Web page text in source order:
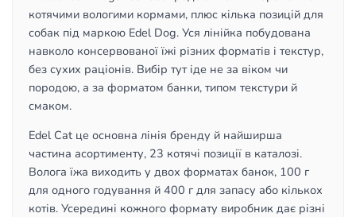
котячими вологими кормами, плюс кілька позицій для
собак під маркою Edel Dog. Уся лінійка побудована
навколо консервованої їжі різних форматів і текстур,
без сухих раціонів. Вибір тут іде не за віком чи
породою, а за форматом банки, типом текстури й
смаком.
Edel Cat це основна лінія бренду й найширша
частина асортименту, 23 котячі позиції в каталозі.
Волога їжа виходить у двох форматах банок, 100 г
для одного годування й 400 г для запасу або кількох
котів. Усередині кожного формату виробник дає різні